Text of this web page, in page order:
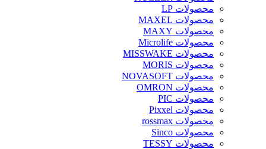
محصولات LP
محصولات MAXEL
محصولات MAXY
محصولات Microlife
محصولات MISSWAKE
محصولات MORIS
محصولات NOVASOFT
محصولات OMRON
محصولات PIC
محصولات Pixxel
محصولات rossmax
محصولات Sinco
محصولات TESSY